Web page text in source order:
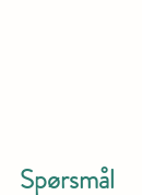
Spørsmål